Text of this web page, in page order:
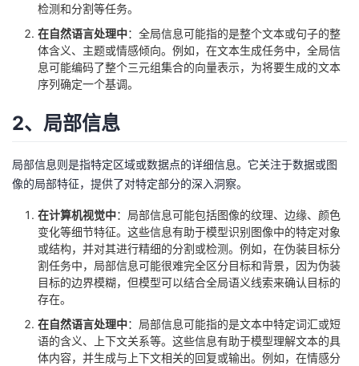
学
课
程
的
认
证
我
的
实
验
我
的
收
藏
持
我
术
支
持
云
声
建
议
检测和分割等任务。
在自然语言处理中：全局信息可能指的是整个文本或句子的整
体含义、主题或情感倾向。例如，在文本生成任务中，全局信
息可能编码了整个三元组集合的向量表示，为将要生成的文本
序列确定一个基调。
2、局部信息
局部信息则是指特定区域或数据点的详细信息。它关注于数据或图
像的局部特征，提供了对特定部分的深入洞察。
在计算机视觉中：局部信息可能包括图像的纹理、边缘、颜色
变化等细节特征。这些信息有助于模型识别图像中的特定对象
或结构，并对其进行精细的分割或检测。例如，在伪装目标分
割任务中，局部信息可能很难完全区分目标和背景，因为伪装
目标的边界模糊，但模型可以结合全局语义线索来确认目标的
存在。
在自然语言处理中：局部信息可能指的是文本中特定词汇或短
语的含义、上下文关系等。这些信息有助于模型理解文本的具
体内容，并生成与上下文相关的回复或输出。例如，在情感分